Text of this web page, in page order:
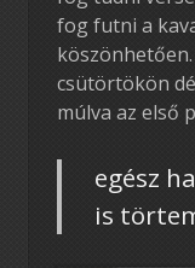
fog futni a
csütörtökön
múlva az első
egész
is